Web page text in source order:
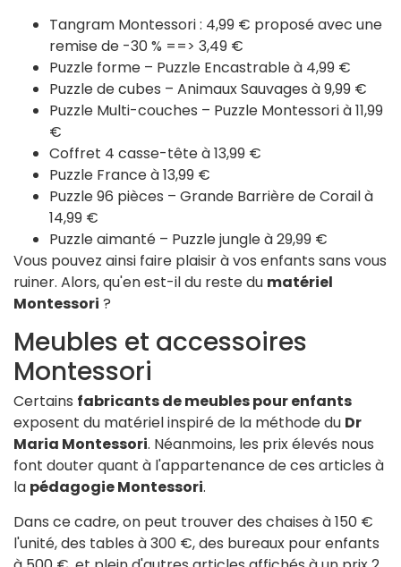
Tangram Montessori : 4,99 € proposé avec une
remise de -30 % ==> 3,49 €
Puzzle forme – Puzzle Encastrable à 4,99 €
Puzzle de cubes – Animaux Sauvages à 9,99 €
Puzzle Multi-couches – Puzzle Montessori à 11,99
€
Coffret 4 casse-tête à 13,99 €
Puzzle France à 13,99 €
Puzzle 96 pièces – Grande Barrière de Corail à
14,99 €
Puzzle aimanté – Puzzle jungle à 29,99 €
Vous pouvez ainsi faire plaisir à vos enfants sans vous
ruiner. Alors, qu'en est-il du reste du matériel
Montessori ?
Meubles et accessoires
Montessori
Certains fabricants de meubles pour enfants
exposent du matériel inspiré de la méthode du Dr
Maria Montessori. Néanmoins, les prix élevés nous
font douter quant à l'appartenance de ces articles à
la pédagogie Montessori.
Dans ce cadre, on peut trouver des chaises à 150 €
l'unité, des tables à 300 €, des bureaux pour enfants